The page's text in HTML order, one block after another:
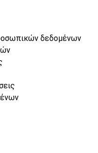
δεδομένων